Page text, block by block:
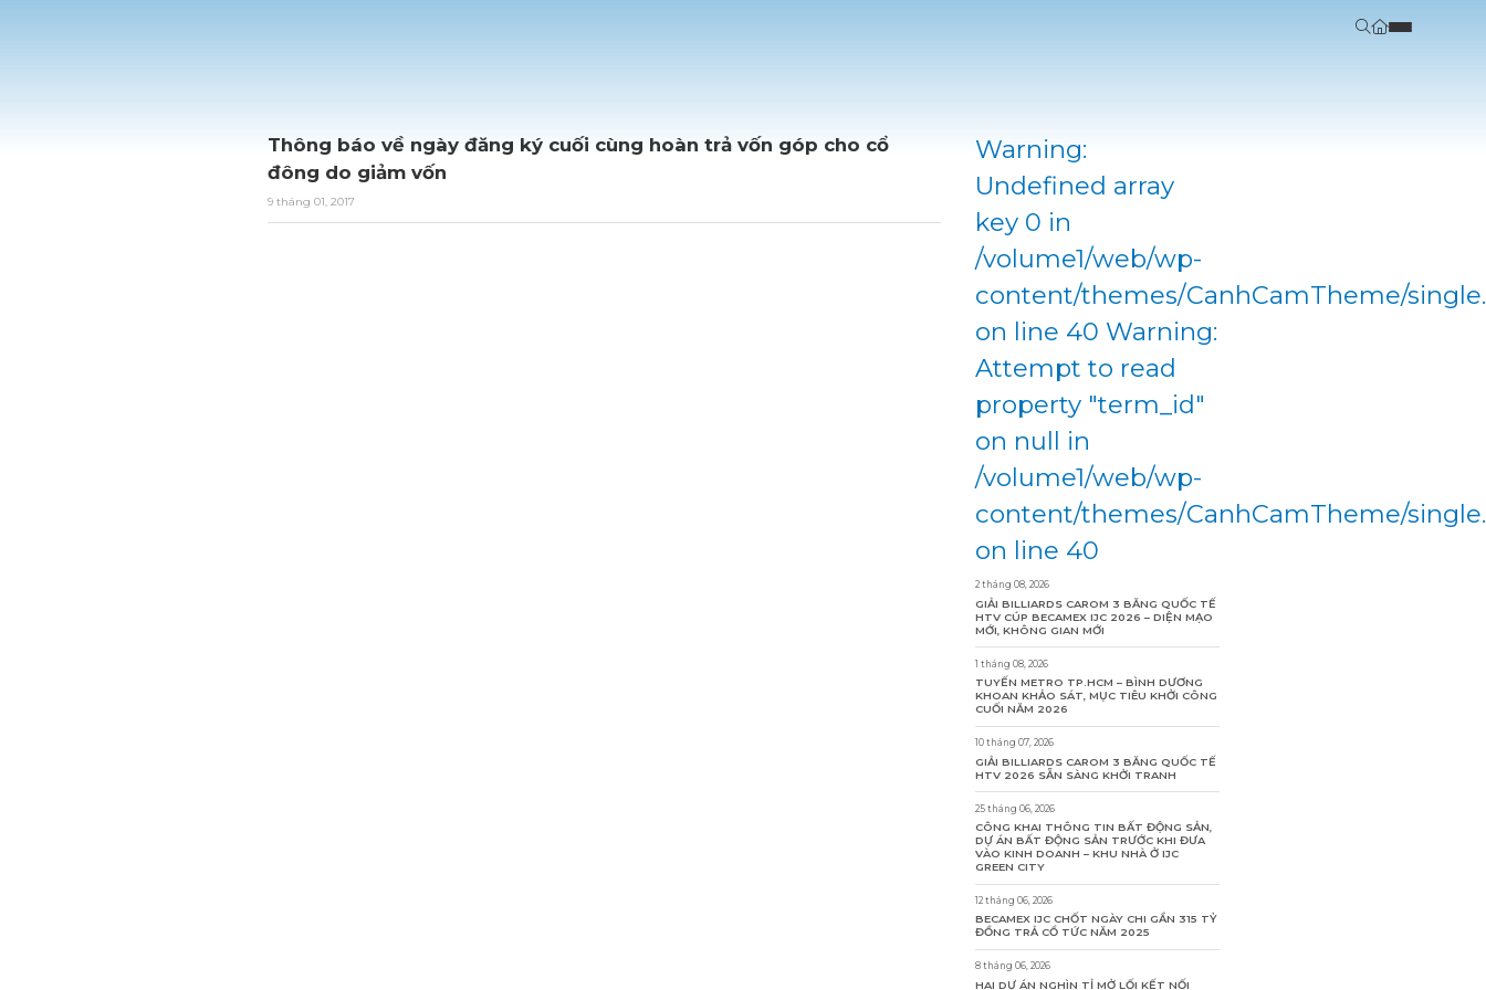
Thông báo về ngày đăng ký cuối cùng hoàn trả vốn góp cho cổ
đông do giảm vốn
9 tháng 01, 2017
Warning:
Undefined array
key 0 in
/volume1/web/wp-
content/themes/CanhCamTheme/
on line 40 Warning:
Attempt to read
property "term_id"
on null in
/volume1/web/wp-
content/themes/CanhCamTheme/
on line 40
2 tháng 08, 2026
GIẢI BILLIARDS CAROM 3 BĂNG QUỐC TẾ
HTV CÚP BECAMEX IJC 2026 – DIỆN MẠO
MỚI, KHÔNG GIAN MỚI
1 tháng 08, 2026
TUYẾN METRO TP.HCM – BÌNH DƯƠNG
KHOAN KHẢO SÁT, MỤC TIÊU KHỞI CÔNG
CUỐI NĂM 2026
10 tháng 07, 2026
GIẢI BILLIARDS CAROM 3 BĂNG QUỐC TẾ
HTV 2026 SẴN SÀNG KHỞI TRANH
25 tháng 06, 2026
CÔNG KHAI THÔNG TIN BẤT ĐỘNG SẢN,
DỰ ÁN BẤT ĐỘNG SẢN TRƯỚC KHI ĐƯA
VÀO KINH DOANH – KHU NHÀ Ở IJC
GREEN CITY
12 tháng 06, 2026
BECAMEX IJC CHỐT NGÀY CHI GẦN 315 TỶ
ĐỒNG TRẢ CỔ TỨC NĂM 2025
8 tháng 06, 2026
HAI DỰ ÁN NGHÌN TỈ MỞ LỐI KẾT NỐI